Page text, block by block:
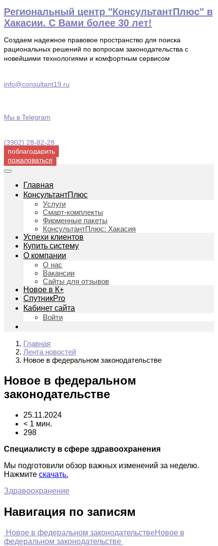
Перейти
к
содержимому
Региональный центр "КонсультантПлюс" в
Хакасии. С Вами более 30 лет!
Создаем надежное правовое пространство для поиска
рациональных решений по вопросам законодательства с
новейшими технологиями и комфортным сервисом
info@consultant19.ru
Мы в Telegram
(3902) 28-82-28
поблагодарить
пожаловаться
Главная
КонсультантПлюс
Услуги
Смарт-комплекты
Фирменные пакеты
КонсультантПлюс: Хакасия
Успехи клиентов
Купить систему
О компании
О нас
Вакансии
Сайты для отзывов
Новое в К+
СпутникPro
Кабинет сайта
Войти
Главная
Лента новостей
Новое в федеральном законодательстве
Новое в федеральном
законодательстве
25.11.2024
< 1 мин.
298
Специалисту в сфере здравоохранения
Мы подготовили обзор важных изменений за неделю.
Нажмите скачать.
Здравоохранение
Навигация по записям
Новое в федеральном законодательствеНовое в
федеральном законодательстве